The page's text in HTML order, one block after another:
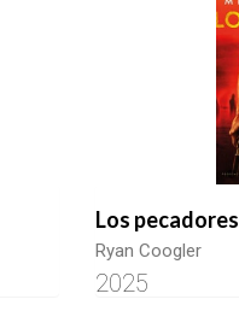
Los pecadores
Ryan Coogler
2025